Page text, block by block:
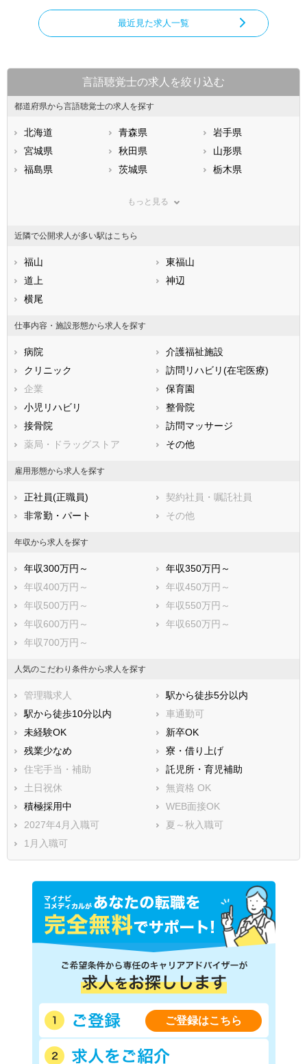
最近見た求人一覧
言語聴覚士の求人を絞り込む
都道府県から言語聴覚士の求人を探す
北海道 青森県
岩手県
宮城県
秋田県
山形県
福島県
茨城県
栃木県
神奈川県
石川県
福井県
静岡県
滋賀県
兵庫県
香川県
高知県
福岡県
長崎県
熊本県
鹿児島県
もっと見る
近隣で公開求人が多い駅はこちら
福山
東福山
道上
神辺
横尾
仕事内容・施設形態から求人を探す
病院
介護福祉施設
クリニック
訪問リハビリ(在宅医療)
企業
保育園
小児リハビリ
整骨院
接骨院
訪問マッサージ
薬局・ドラッグストア
その他
雇用形態から求人を探す
正社員(正職員)
契約社員・嘱託社員
非常勤・パート
その他
年収から求人を探す
年収300万円～
年収350万円～
年収400万円～
年収450万円～
年収500万円～
年収550万円～
年収600万円～
年収650万円～
年収700万円～
人気のこだわり条件から求人を探す
管理職求人
駅から徒歩5分以内
駅から徒歩10分以内
車通勤可
未経験OK
新卒OK
残業少なめ
寮・借り上げ
住宅手当・補助
託児所・育児補助
土日祝休
無資格 OK
積極採用中
WEB面接OK
2027年4月入職可
夏～秋入職可
1月入職可
ご登録はこちら